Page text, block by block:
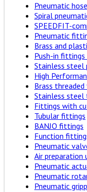
Pneumatic
Spiral
SPEEDFIT-
Pneumatic
Brass and
Push-in
Stainless steel
High
Brass
Stainless
Fittings with
Tubular fittings
BANJO fittings
Function
Pneumatic
Air preparation
Pneumatic
Pneumatic
Pneumatic